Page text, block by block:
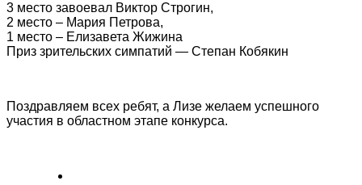
3 место завоевал Виктор Строгин,
2 место – Мария Петрова,
1 место – Елизавета Жижина
Приз зрительских симпатий — Степан Кобякин
Поздравляем всех ребят, а Лизе желаем успешного
участия в областном этапе конкурса.